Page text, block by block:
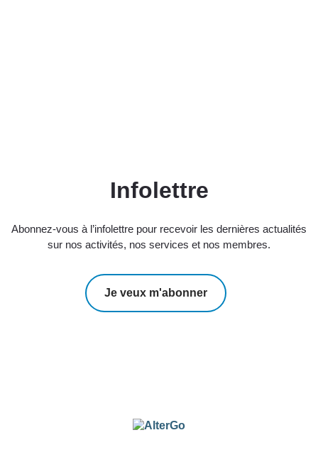
Infolettre
Abonnez-vous à l’infolettre pour recevoir les dernières actualités
sur nos activités, nos services et nos membres.
Je veux m'abonner